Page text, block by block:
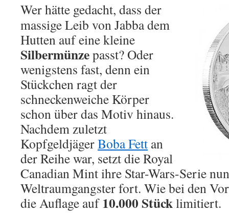
Wer hätte gedacht, dass der
massige Leib von Jabba dem
Hutten auf eine kleine
Silbermünzepasst? Oder
wenigstens fast, denn ein
Stückchen ragt der
schneckenweiche Körper
schon über das Motiv hinaus.
Nachdem zuletzt
KopfgeldjägerBoba Fett an
der Reihe war, setzt die Royal
Canadian Mint ihre Star-Wars-Serie
Weltraumgangster fort. Wie bei den
die Auflage auf10.000 Stücklimitiert.